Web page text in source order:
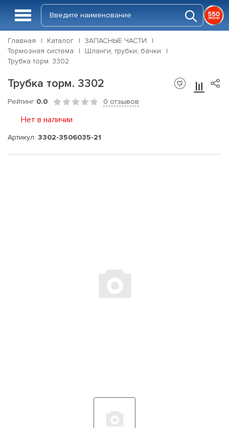
Главная Каталог
ЗАПАСНЫЕ ЧАСТИ
Тормозная система
Шланги, трубки, бачки
Трубка торм. 3302
Трубка торм. 3302
Рейтинг 0.0 0 отзывов
Нет в наличии
Артикул: 3302-3506035-21